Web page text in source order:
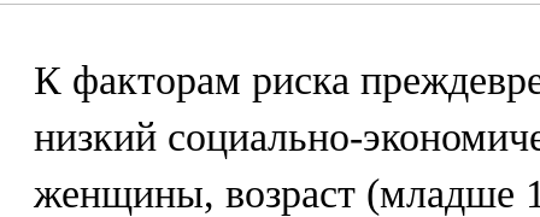
К факторам риска
низкий социально-
женщины, возраст (младше